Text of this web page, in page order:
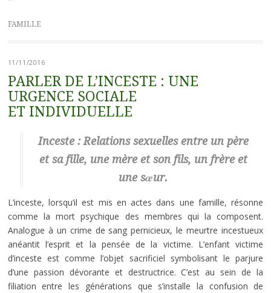
FAMILLE
11/11/2016
PARLER DE L’INCESTE : UNE
URGENCE SOCIALE
ET INDIVIDUELLE
Inceste : Relations sexuelles entre un père
et sa fille, une mère et son fils, un frère et
une sœur.
L’inceste, lorsqu’il est mis en actes dans une famille, résonne
comme la mort psychique des membres qui la composent.
Analogue à un crime de sang pernicieux, le meurtre incestueux
anéantit l’esprit et la pensée de la victime. L’enfant victime
d’inceste est comme l’objet sacrificiel symbolisant le parjure
d’une passion dévorante et destructrice. C’est au sein de la
filiation entre les générations que s’installe la confusion de